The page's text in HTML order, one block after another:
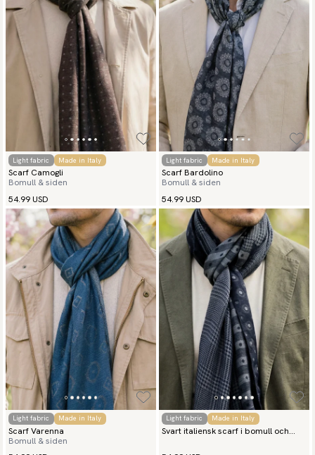
Light fabric Made in Italy
Scarf Camogli
Bomull & siden
54.99 USD
Light fabric Made in Italy
Scarf Bardolino
Bomull & siden
54.99 USD
Light fabric Made in Italy
Scarf Varenna
Bomull & siden
Light fabric Made in Italy
Svart italiensk scarf i bomull och